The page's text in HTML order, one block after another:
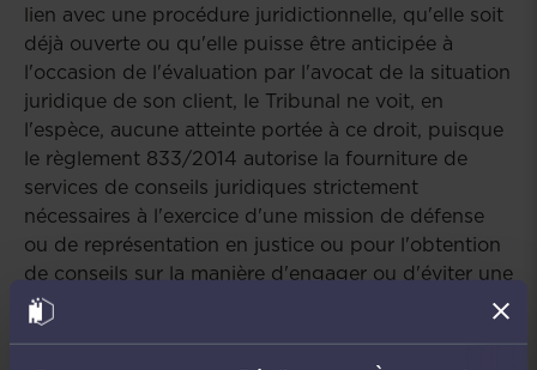
lien avec une procédure juridictionnelle, qu'elle soit
déjà ouverte ou qu'elle puisse être anticipée à
l'occasion de l'évaluation par l'avocat de la situation
juridique de son client, le Tribunal ne voit, en
l'espèce, aucune atteinte portée à ce droit, puisque
le règlement 833/2014 autorise la fourniture de
services de conseils juridiques strictement
nécessaires à l'exercice d'une mission de défense
ou de représentation en justice ou pour l'obtention
de conseils sur la manière d'engager ou d'éviter une
procédure juridictionnelle, administrative ou
arbitrale.
En revanche, l'interdiction litigieuse s'applique,